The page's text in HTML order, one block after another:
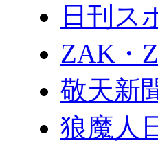
日刊ス
ZAK・
敬天新
狼魔人